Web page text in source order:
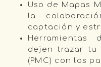
Uso de Mapas
la
captación y
Herramientas
dejen trazar tu
(PMC) con los